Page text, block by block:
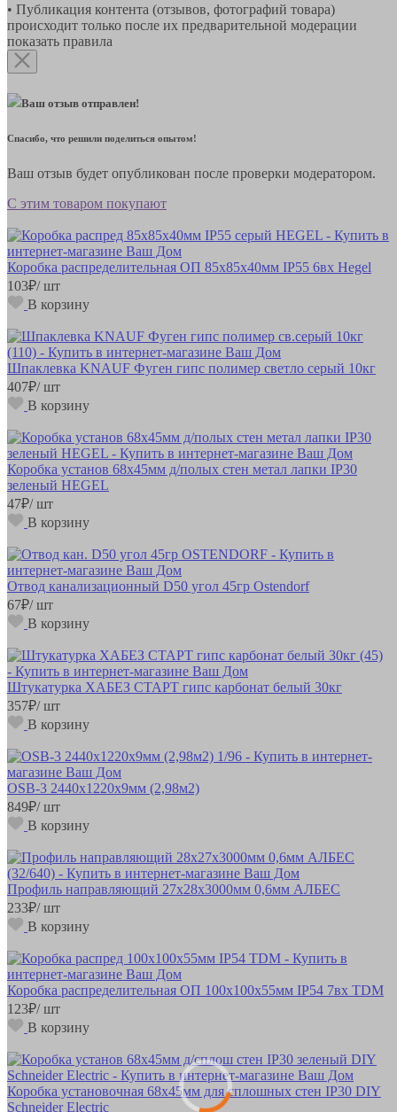
• Публикация контента (отзывов, фотографий товара)
происходит только после их предварительной модерации
показать правила
Ваш отзыв отправлен!
Спасибо, что решили поделиться опытом!
Ваш отзыв будет опубликован после проверки модератором.
С этим товаром покупают
Коробка распределительная ОП 85х85х40мм IP55 6вх Hegel
103₽/ шт
В корзину
Шпаклевка KNAUF Фуген гипс полимер светло серый 10кг
407₽/ шт
В корзину
Коробка установ 68х45мм д/полых стен метал лапки IP30
зеленый HEGEL
47₽/ шт
В корзину
Отвод канализационный D50 угол 45гр Ostendorf
67₽/ шт
В корзину
Штукатурка ХАБЕЗ СТАРТ гипс карбонат белый 30кг
357₽/ шт
В корзину
OSB-3 2440х1220х9мм (2,98м2)
849₽/ шт
В корзину
Профиль направляющий 27х28х3000мм 0,6мм АЛБЕС
233₽/ шт
В корзину
Коробка распределительная ОП 100х100х55мм IP54 7вх TDM
123₽/ шт
В корзину
Коробка установочная 68х45мм для сплошных стен IP30 DIY
Schneider Electric